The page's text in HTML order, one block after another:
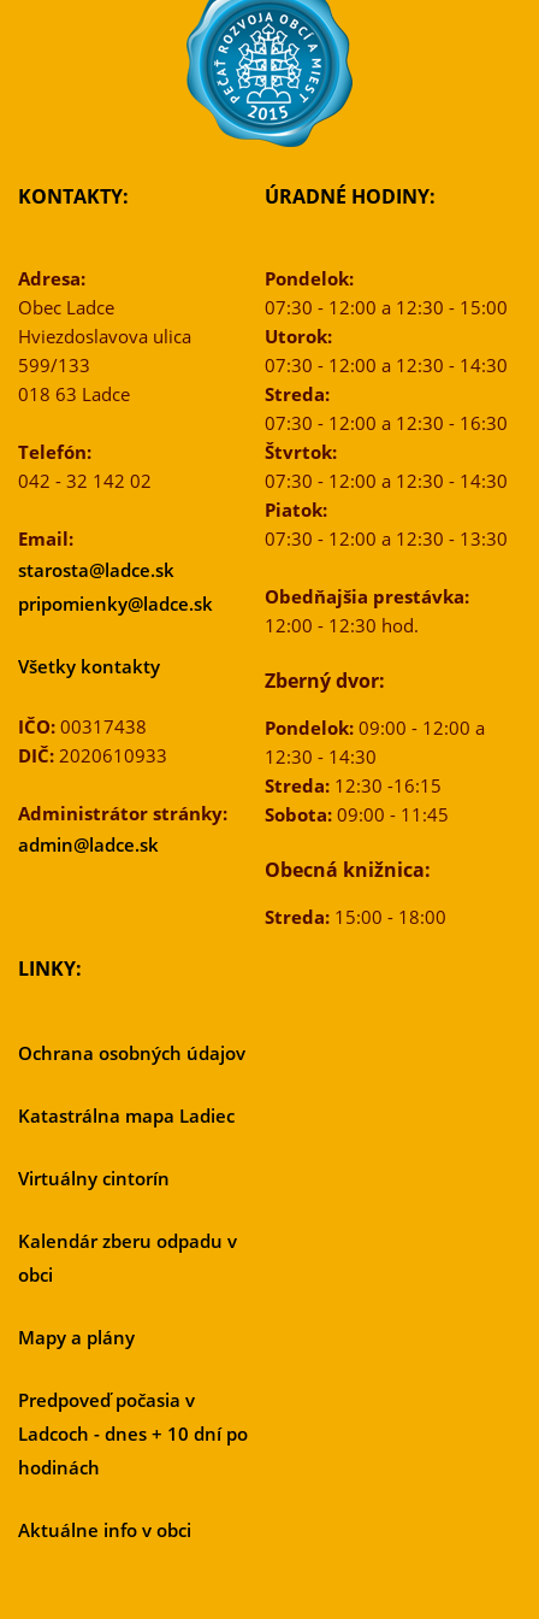
KONTAKTY:
Adresa:
Obec Ladce
Hviezdoslavova ulica
599/133
018 63 Ladce
Telefón:
042 - 32 142 02
Email:
starosta@ladce.sk
pripomienky@ladce.sk
Všetky kontakty
IČO: 00317438
DIČ: 2020610933
Administrátor stránky:
admin@ladce.sk
ÚRADNÉ HODINY:
Pondelok:
07:30 - 12:00 a 12:30 - 15:00
Utorok:
07:30 - 12:00 a 12:30 - 14:30
Streda:
07:30 - 12:00 a 12:30 - 16:30
Štvrtok:
07:30 - 12:00 a 12:30 - 14:30
Piatok:
07:30 - 12:00 a 12:30 - 13:30
Obedňajšia prestávka:
12:00 - 12:30 hod.
Zberný dvor:
Pondelok:09:00 - 12:00 a
12:30 - 14:30
Streda:12:30 -16:15
Sobota:09:00 - 11:45
Obecná knižnica:
Streda:15:00 - 18:00
LINKY:
Ochrana osobných údajov
Katastrálna mapa Ladiec
Virtuálny cintorín
Kalendár zberu odpadu v
obci
Mapy a plány
Predpoveď počasia v
Ladcoch - dnes + 10 dní po
hodinách
Aktuálne info v obci